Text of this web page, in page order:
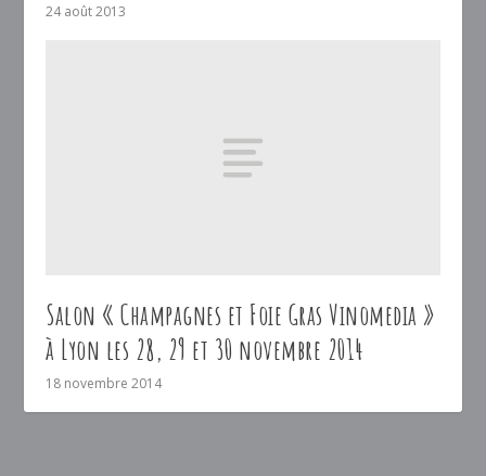
24 août 2013
Salon « Champagnes et Foie Gras Vinomedia »
à Lyon les 28, 29 et 30 novembre 2014
18 novembre 2014